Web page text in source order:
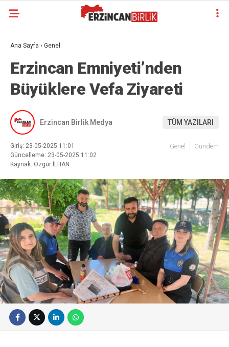
Ana Sayfa › Genel
Erzincan Emniyeti’nden
Büyüklere Vefa Ziyareti
Erzincan Birlik Medya TÜM YAZILARI
Giriş: 23-05-2025 11:01
Güncelleme: 23-05-2025 11:02
Kaynak: Özgür İLHAN
Genel Gündem